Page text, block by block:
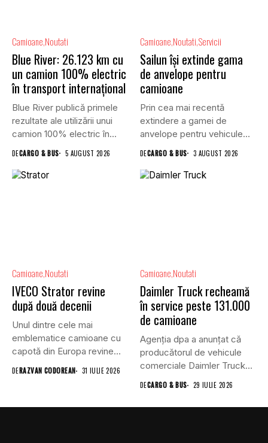
Camioane Noutati
Blue River: 26.123 km cu
un camion 100% electric
în transport internațional
Blue River publică primele
rezultate ale utilizării unui
camion 100% electric în...
DECARGO & BUS 5 AUGUST 2026
Camioane Noutati Servicii
Sailun își extinde gama
de anvelope pentru
camioane
Prin cea mai recentă
extindere a gamei de
anvelope pentru vehicule
DECARGO & BUS 3 AUGUST 2026
Camioane Noutati
IVECO Strator revine
după două decenii
Unul dintre cele mai
emblematice camioane cu
capotă din Europa revine
în...
DERAZVAN CODOREAN 31 IULIE 2026
Camioane Noutati
Daimler Truck recheamă
în service peste 131.000
de camioane
Agenția dpa a anunțat că
producătorul de vehicule
comerciale Daimler Truck
a...
DECARGO & BUS 29 IULIE 2026